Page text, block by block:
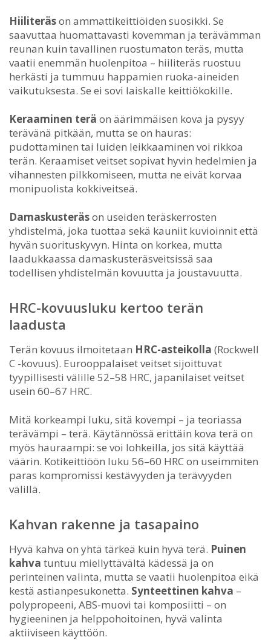
Hiiliteräson ammattikeittiöiden suosikki. Se
saavuttaa huomattavasti kovemman ja terävämman
reunan kuin tavallinen ruostumaton teräs, mutta
vaatii enemmän huolenpitoa – hiiliteräs ruostuu
herkästi ja tummuu happamien ruoka-aineiden
vaikutuksesta. Se ei sovi laiskalle keittiökokille.
Keraaminen terä on äärimmäisen kova ja pysyy
terävänä pitkään, mutta se on hauras:
pudottaminen tai luiden leikkaaminen voi rikkoa
terän. Keraamiset veitset sopivat hyvin hedelmien ja
vihannesten pilkkomiseen, mutta ne eivät korvaa
monipuolista kokkiveitseä.
Damaskusteräson useiden teräskerrosten
yhdistelmä, joka tuottaa sekä kauniit kuvioinnit että
hyvän suorituskyvyn. Hinta on korkea, mutta
laadukkaassa damaskusteräsveitsissä saa
todellisen yhdistelmän kovuutta ja joustavuutta.
HRC-kovuusluku kertoo terän
laadusta
Terän kovuus ilmoitetaan HRC-asteikolla (Rockwell
C -kovuus). Eurooppalaiset veitset sijoittuvat
tyypillisesti välille 52–58 HRC, japanilaiset veitset
usein 60–67 HRC.
Mitä korkeampi luku, sitä kovempi – ja teoriassa
terävämpi – terä. Käytännössä erittäin kova terä on
myös hauraampi: se voi lohkeilla, jos sitä käyttää
väärin. Kotikeittiöön luku 56–60 HRC on useimmiten
paras kompromissi kestävyyden ja terävyyden
välillä.
Kahvan rakenne ja tasapaino
Hyvä kahva on yhtä tärkeä kuin hyvä terä. Puinen
kahva tuntuu miellyttävältä kädessä ja on
perinteinen valinta, mutta se vaatii huolenpitoa eikä
kestä astianpesukonetta. Synteettinen kahva –
polypropeeni, ABS-muovi tai komposiitti – on
hygieeninen ja helppohoitoinen, hyvä valinta
aktiiviseen käyttöön.